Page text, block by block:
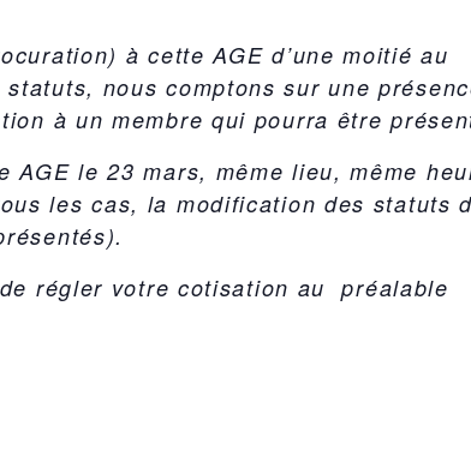
à cette AGE d’une moitié au
nous comptons sur une
à un membre qui pourra être
le 23 mars, même lieu, même
les cas, la modification des statuts
régler votre cotisation au préalable